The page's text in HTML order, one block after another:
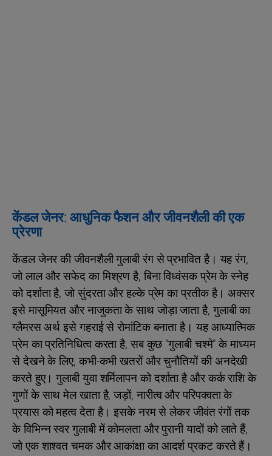
केंडल जेनर: आधुनिक फैशन और जीवनशैली की एक
प्रेरणा
केंडल जेनर की जीवनशैली गुलाबी रंग से प्रभावित है। यह रंग,
जो लाल और सफेद का मिश्रण है, बिना विध्वंसक प्रेम के स्नेह
को दर्शाता है, जो सुंदरता और हल्के प्रेम का प्रतीक है। अक्सर
इसे मासूमियत और नाजुकता के साथ जोड़ा जाता है, गुलाबी का
ग्लैमरस अर्थ इसे गहराई से रोमांटिक बनाता है। यह आध्यात्मिक
प्रेम का प्रतिनिधित्व करता है, सब कुछ "गुलाबी चश्मे" के माध्यम
से देखने के लिए, कभी-कभी खतरों और चुनौतियों की अनदेखी
करते हुए। गुलाबी युवा शर्मिलापन को दर्शाता है और कर्क राशि के
गुणों के साथ मेल खाता है, जड़ों, नारीत्व और परिपक्वता के
प्रयास को महत्व देता है। इसके नरम से लेकर जीवंत रंगों तक
के विभिन्न स्वर गुलाबी में कोमलता और पुरानी यादों को लाते हैं,
जो एक शाश्वत चमक और आकांक्षा का आदर्श प्रकट करते हैं।